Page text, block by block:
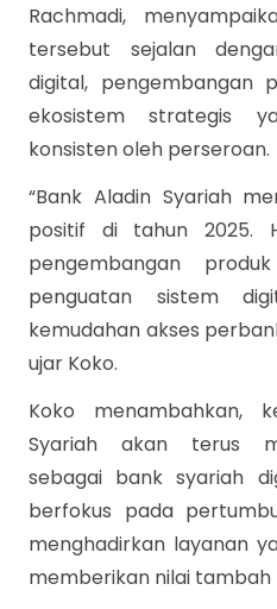
Rachmadi,
tersebut sejalan
digital, pengembangan
ekosistem strategis
konsisten oleh perseroan.
“Bank Aladin Syariah
positif di tahun 2025.
pengembangan
penguatan sistem
kemudahan akses
ujar Koko.
Koko menambahkan,
Syariah akan terus
sebagai bank syariah
berfokus pada
menghadirkan layanan
memberikan nilai